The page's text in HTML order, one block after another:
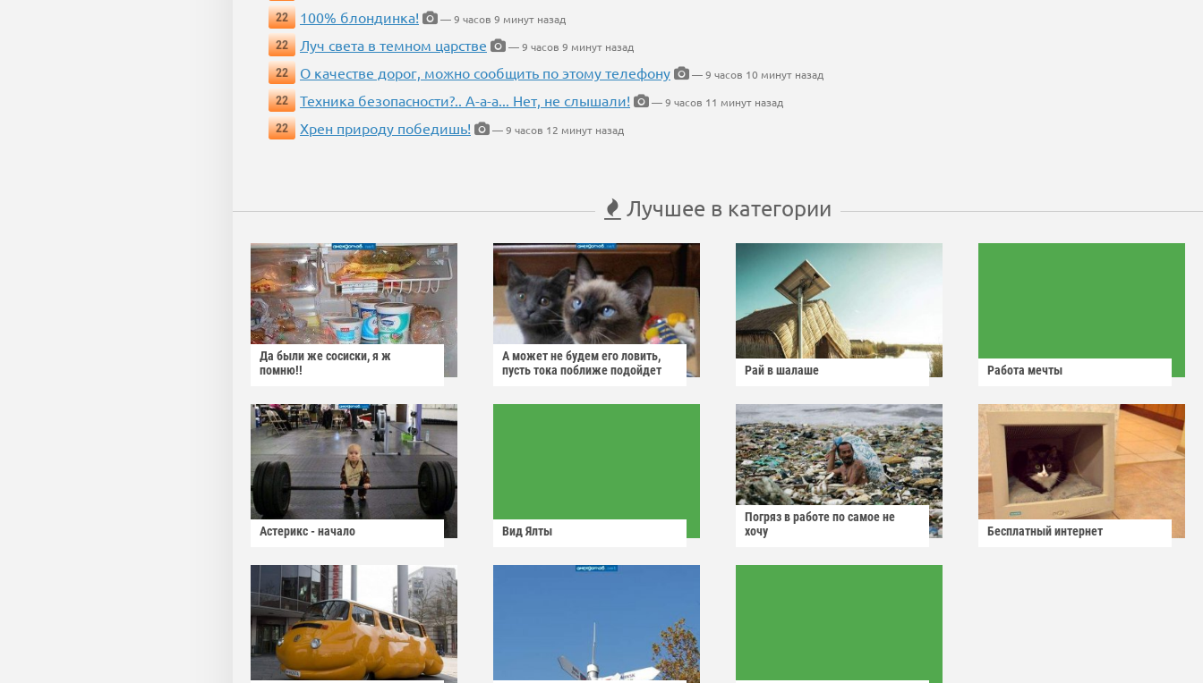
22
100% блондинка!
— 9 часов 9 минут назад
22
Луч света в темном царстве
— 9 часов 9 минут назад
22
О качестве дорог, можно сообщить по этому телефону
— 9 часов 10 минут назад
22
Техника безопасности?.. А-а-а... Нет, не слышали!
— 9 часов 11 минут назад
22
Хрен природу победишь! — 9 часов 12 минут назад
Лучшее в категории
Да были же сосиски, я ж
помню!!
А может не будем его ловить,
пусть тока поближе подойдет
Рай в шалаше Работа мечты
Астерикс - начало Вид Ялты
Погряз в работе по самое не
хочу
Бесплатный интернет